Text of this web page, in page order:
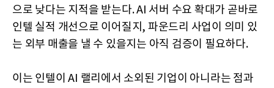
으로 낮다는 지적을 받는다. AI 서버 수요 확대가 곧바로
인텔 실적 개선으로 이어질지, 파운드리 사업이 의미 있
는 외부 매출을 낼 수 있을지는 아직 검증이 필요하다.
이는 인텔이 AI 랠리에서 소외된 기업이 아니라는 점과